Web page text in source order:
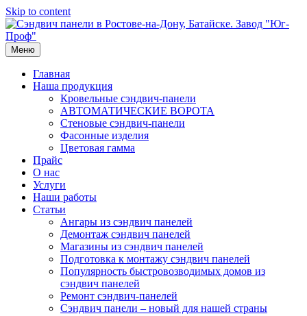
Skip to content
Меню
Главная
Наша продукция
Кровельные сэндвич-панели
АВТОМАТИЧЕСКИЕ ВОРОТА
Стеновые сэндвич-панели
Фасонные изделия
Цветовая гамма
Прайс
О нас
Услуги
Наши работы
Статьи
Ангары из сэндвич панелей
Демонтаж сэндвич панелей
Магазины из сэндвич панелей
Подготовка к монтажу сэндвич панелей
Популярность быстровозводимых домов из
сэндвич панелей
Ремонт сэндвич-панелей
Сэндвич панели – новый для нашей страны